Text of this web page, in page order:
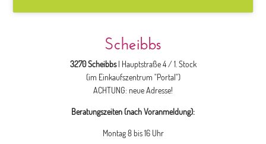
Scheibbs
3270 Scheibbs| Hauptstraße 4 / 1. Stock
(im Einkaufszentrum "Portal")
ACHTUNG: neue Adresse!
Beratungszeiten (nach Voranmeldung):
Montag 8 bis 16 Uhr